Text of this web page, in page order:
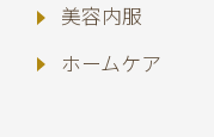
美容内服
ホームケア